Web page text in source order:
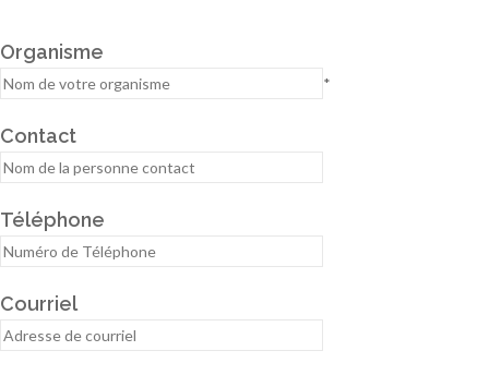
Organisme
*
Contact
Téléphone
Courriel